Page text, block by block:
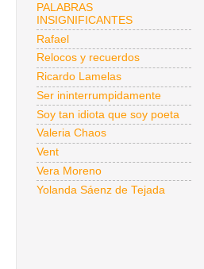
PALABRAS
INSIGNIFICANTES
Rafael
Relocos y recuerdos
Ricardo Lamelas
Ser ininterrumpidamente
Soy tan idiota que soy poeta
Valeria Chaos
Vent
Vera Moreno
Yolanda Sáenz de Tejada